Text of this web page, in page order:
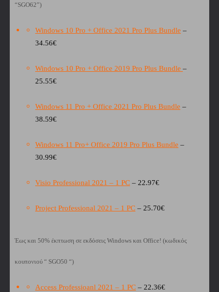
“SGO62”)
Windows 10 Pro + Office 2021 Pro Plus Bundle –
34.56€
Windows 10 Pro + Office 2019 Pro Plus Bundle –
25.55€
Windows 11 Pro + Office 2021 Pro Plus Bundle –
38.59€
Windows 11 Pro+ Office 2019 Pro Plus Bundle –
30.99€
Visio Professional 2021 – 1 PC – 22.97€
Project Professional 2021 – 1 PC – 25.70€
Έως και 50% έκπτωση σε εκδόσεις Windows και Office! (κωδικός
κουπονιού “ SGO50 “)
Access Professioanl 2021 – 1 PC – 22.36€